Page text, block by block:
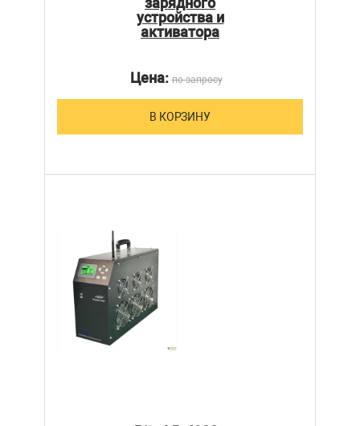
устройства и
активатора
Цена:по запросу
В КОРЗИНУ